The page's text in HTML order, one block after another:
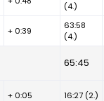
(4.)
+ 0:39
63:58
(4.)
65:45
+ 0:05 16:27 (2.)